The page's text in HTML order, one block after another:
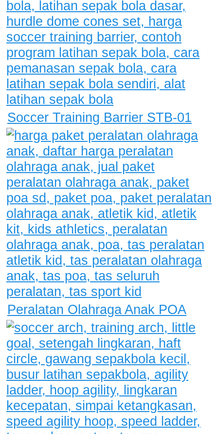
Soccer Training Barrier STB-01
Peralatan Olahraga Anak POA